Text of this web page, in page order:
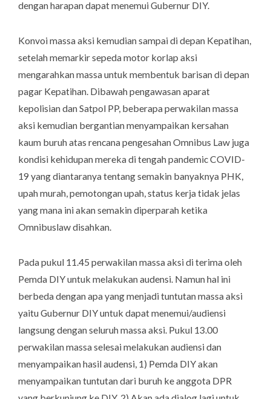
dengan harapan dapat menemui Gubernur DIY.
Konvoi massa aksi kemudian sampai di depan Kepatihan,
setelah memarkir sepeda motor korlap aksi
mengarahkan massa untuk membentuk barisan di depan
pagar Kepatihan. Dibawah pengawasan aparat
kepolisian dan Satpol PP, beberapa perwakilan massa
aksi kemudian bergantian menyampaikan kersahan
kaum buruh atas rencana pengesahan Omnibus Law juga
kondisi kehidupan mereka di tengah pandemic COVID-
19 yang diantaranya tentang semakin banyaknya PHK,
upah murah, pemotongan upah, status kerja tidak jelas
yang mana ini akan semakin diperparah ketika
Omnibuslaw disahkan.
Pada pukul 11.45 perwakilan massa aksi di terima oleh
Pemda DIY untuk melakukan audensi. Namun hal ini
berbeda dengan apa yang menjadi tuntutan massa aksi
yaitu Gubernur DIY untuk dapat menemui/audiensi
langsung dengan seluruh massa aksi. Pukul 13.00
perwakilan massa selesai melakukan audiensi dan
menyampaikan hasil audensi, 1) Pemda DIY akan
menyampaikan tuntutan dari buruh ke anggota DPR